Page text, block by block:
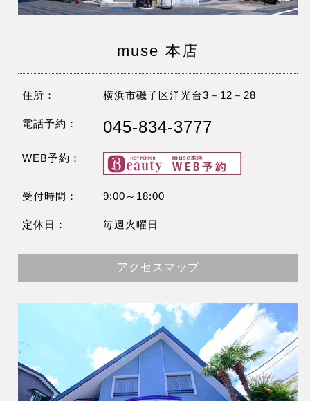
muse 本店
住所： 横浜市磯子区洋光台3－12－28
電話予約： 045-834-3777
WEB予約：
受付時間： 9:00～18:00
定休日： 毎週火曜日
アクセスマップ